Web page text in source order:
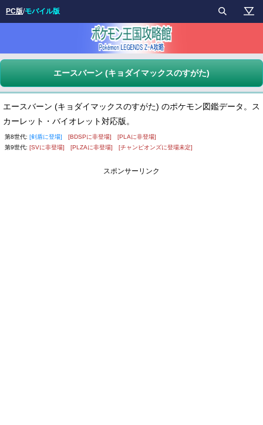
エースバーン (キョダイマックスのすがた)
エースバーン (キョダイマックスのすがた) のポケモン図鑑データ。ス
カーレット・バイオレット対応版。
第8世代: [剣盾に登場] [BDSPに非登場]
[PLAに非登場]
第9世代: [SVに非登場] [PLZAに非登場] [チャンピオンズに登場未定]
スポンサーリンク
PC版/モバイル版